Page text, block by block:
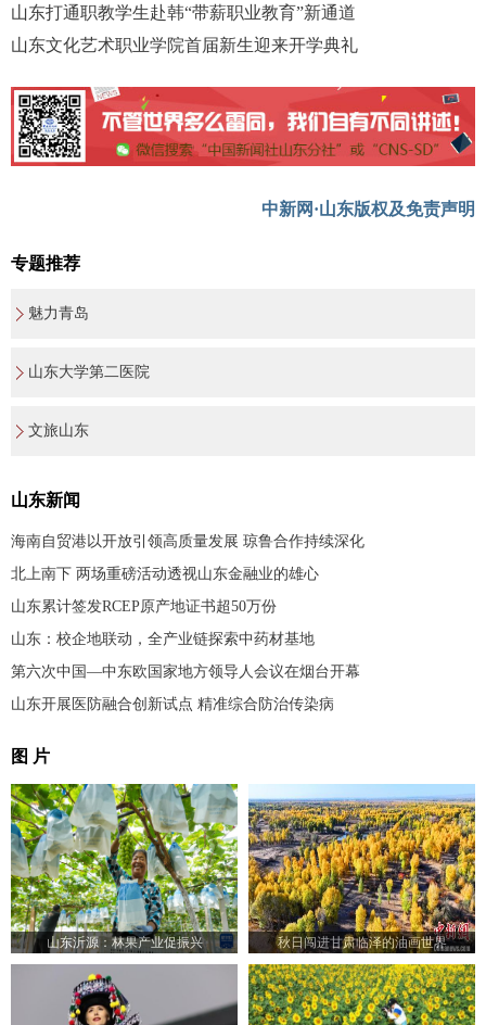
山东打通职教学生赴韩“带薪职业教育”新通道
山东文化艺术职业学院首届新生迎来开学典礼
中新网·山东版权及免责声明
专题推荐
魅力青岛
山东大学第二医院
文旅山东
山东新闻
海南自贸港以开放引领高质量发展 琼鲁合作持续深化
北上南下 两场重磅活动透视山东金融业的雄心
山东累计签发RCEP原产地证书超50万份
山东：校企地联动，全产业链探索中药材基地
第六次中国—中东欧国家地方领导人会议在烟台开幕
山东开展医防融合创新试点 精准综合防治传染病
图 片
山东沂源：林果产业促振兴 秋日闯进甘肃临泽的油画世界